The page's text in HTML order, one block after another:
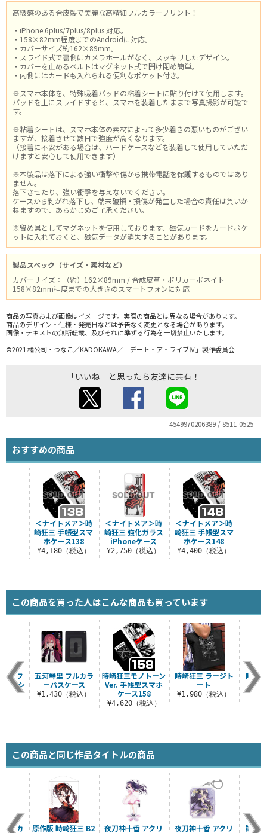
高級感のある合皮製で美麗な高精細フルカラープリント！
・iPhone 6plus/7plus/8plus 対応。
・158×82mm程度までのAndroidに対応。
・カバーサイズ約162×89mm。
・スライド式で裏側にカメラホールがなく、スッキリしたデザイン。
・カバーを止めるベルトはマグネット式で開け閉め簡単。
・内側にはカードも入れられる便利なポケット付き。
※スマホ本体を、特殊吸着パッドの粘着シートに貼り付けて使用します。
パッドを上にスライドすると、スマホを装着したままで写真撮影が可能で
す。
※粘着シートは、スマホ本体の素材によって多少着きの悪いものがござい
ますが、接着させて数日で強度が高くなります。
（接着に不安がある場合は、ハードケースなどを装着して使用していただ
けますと安心して使用できます）
※本製品は落下による強い衝撃や傷から携帯電話を保護するものではあり
ません。
落下させたり、強い衝撃を与えないでください。
ケースから剥がれ落下し、端末破損・損傷が発生した場合の責任は負いか
ねますので、あらかじめご了承ください。
※留め具としてマグネットを使用しております、磁気カードをカードポケ
ットに入れておくと、磁気データが消失することがあります。
製品スペック（サイズ・素材など）
カバーサイズ：（約）162×89mm / 合成皮革・ポリカーボネイト
158×82mm程度までの大きさのスマートフォンに対応
商品の写真および画像はイメージです。実際の商品とは異なる場合があります。
商品のデザイン・仕様・発売日などは予告なく変更となる場合があります。
画像・テキストの無断転載、及びそれに準ずる行為を一切禁止いたします。
©2021 橘公司・つなこ／KADOKAWA／「デート・ア・ライブⅣ」製作委員会
「いいね」と思ったら友達に共有！
4549970206389 / 8511-0525
おすすめの商品
＜ナイトメア＞時
崎狂三 強化ガラス
iPhoneケース
¥2,750（税込）
＜ナイトメア＞時
崎狂三 手帳型スマ
ホケース148
¥4,400（税込）
＜ナイトメア＞時
崎狂三 手帳型スマ
ホケース138
¥4,180（税込）
この商品を買った人はこんな商品も買っています
時崎狂三モノトーン
Ver. 手帳型スマホ
ケース158
¥4,620（税込）
時崎狂三 ラージト
ート
¥1,980（税込）
時崎
三フ
クTシ
五河琴里 フルカラ
ーパスケース
¥1,430（税込）
この商品と同じ作品タイトルの商品
夜刀神十香 アクリ
夜刀神十香 アクリ
識別
ルカ
原作版 時崎狂三 B2